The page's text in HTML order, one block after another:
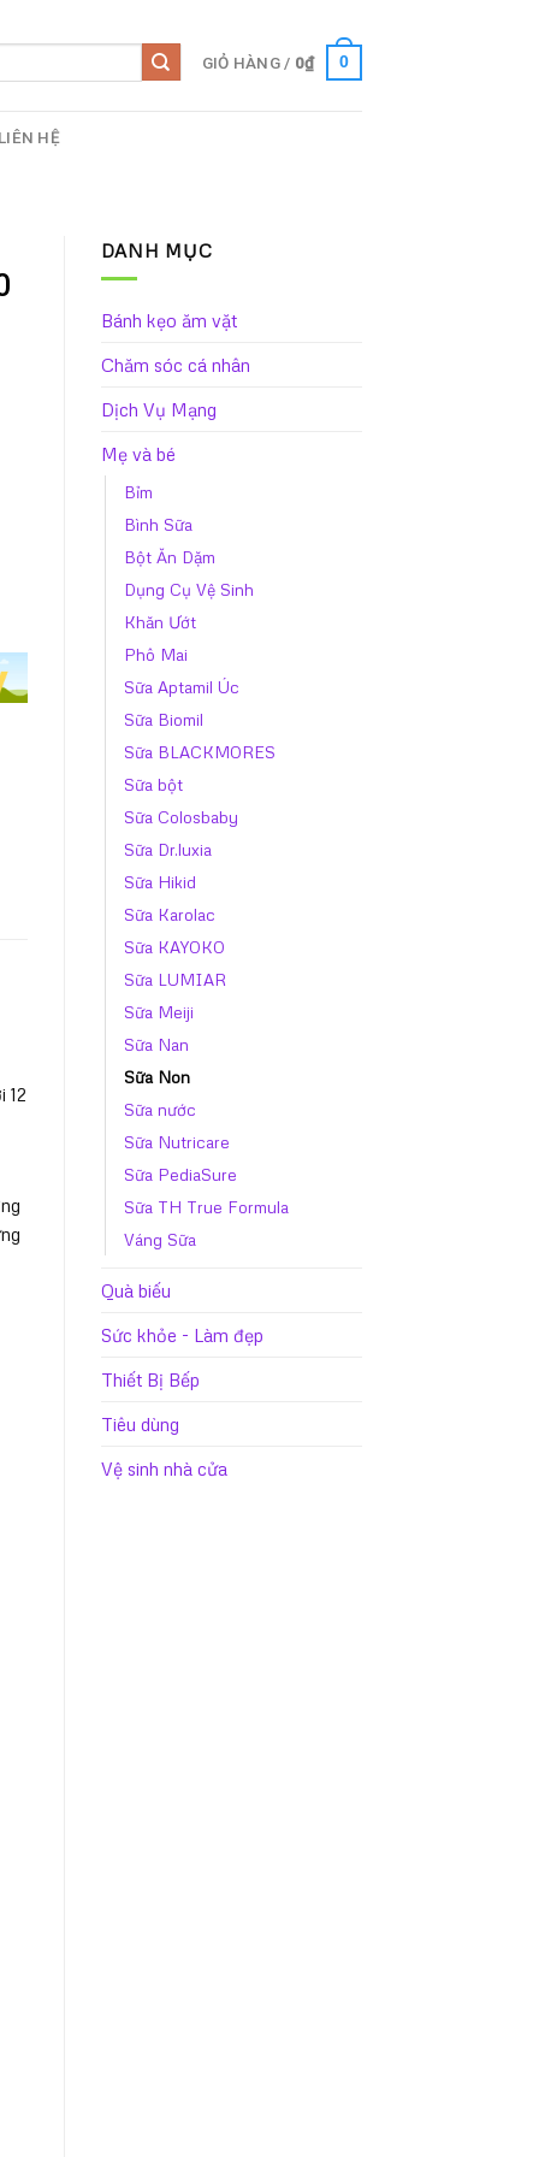
GIỎ HÀNG / 0₫ 0
HỆ
DANH MỤC
Bánh kẹo ăm vặt
Chăm sóc cá nhân
Dịch Vụ Mạng
Mẹ và bé
Bỉm
Bình Sữa
Bột Ăn Dặm
Dụng Cụ Vệ Sinh
Khăn Ướt
Phô Mai
Sữa Aptamil Úc
Sữa Biomil
Sữa BLACKMORES
Sữa bột
Sữa Colosbaby
Sữa Dr.luxia
Sữa Hikid
Sữa Karolac
Sữa KAYOKO
Sữa LUMIAR
Sữa Meiji
Sữa Nan
Sữa Non
Sữa nước
Sữa Nutricare
Sữa PediaSure
Sữa TH True Formula
Váng Sữa
Quà biếu
Sức khỏe - Làm đẹp
Thiết Bị Bếp
Tiêu dùng
Vệ sinh nhà cửa
12